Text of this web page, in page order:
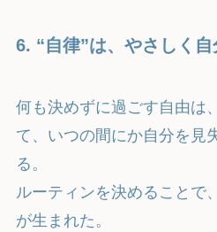
6. “自律”は、やさしく自
何も決めずに過ごす自由は
て、いつの間にか自分を見
る。
ルーティンを決めることで
が生まれた。